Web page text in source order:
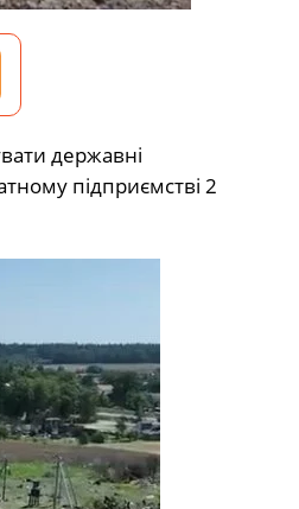
державні
підприємстві 2